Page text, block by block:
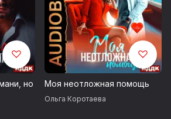
но
Моя неотложная помощь
Ольга Коротаева